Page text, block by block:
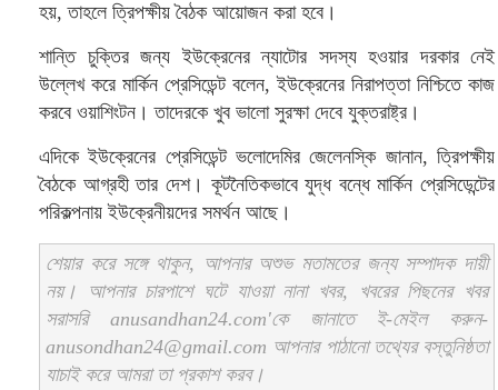
হয়, তাহলে ত্রিপক্ষীয় বৈঠক আয়োজন করা হবে।
শান্তি চুক্তির জন্য ইউক্রেনের ন্যাটোর সদস্য হওয়ার দরকার নেই
উল্লেখ করে মার্কিন প্রেসিডেন্ট বলেন, ইউক্রেনের নিরাপত্তা নিশ্চিতে কাজ
করবে ওয়াশিংটন। তাদেরকে খুব ভালো সুরক্ষা দেবে যুক্তরাষ্ট্র।
এদিকে ইউক্রেনের প্রেসিডেন্ট ভলোদেমির জেলেনস্কি জানান, ত্রিপক্ষীয়
বৈঠকে আগ্রহী তার দেশ। কূটনৈতিকভাবে যুদ্ধ বন্ধে মার্কিন প্রেসিডেন্টের
পরিকল্পনায় ইউক্রেনীয়দের সমর্থন আছে।
শেয়ার করে সঙ্গে থাকুন, আপনার অশুভ মতামতের জন্য সম্পাদক দায়ী
নয়। আপনার চারপাশে ঘটে যাওয়া নানা খবর, খবরের পিছনের খবর
সরাসরি anusandhan24.com'কে জানাতে ই-মেইল করুন-
anusondhan24@gmail.com আপনার পাঠানো তথ্যের বস্তুনিষ্ঠতা
যাচাই করে আমরা তা প্রকাশ করব।